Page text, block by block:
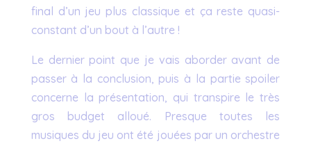
final d’un jeu plus classique et ça reste quasi-
constant d’un bout à l’autre !
Le dernier point que je vais aborder avant de
passer à la conclusion, puis à la partie spoiler
concerne la présentation, qui transpire le très
gros budget alloué. Presque toutes les
musiques du jeu ont été jouées par un orchestre